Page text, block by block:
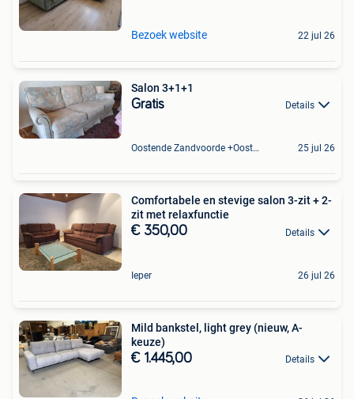
Bezoek website 22 jul 26
Salon 3+1+1
Gratis Details
Oostende Zandvoorde +Oostende 25 jul 26
Comfortabele en stevige salon 3-zit + 2-
zit met relaxfunctie
€ 350,00 Details
Ieper 26 jul 26
Mild bankstel, light grey (nieuw, A-
keuze)
€ 1.445,00 Details